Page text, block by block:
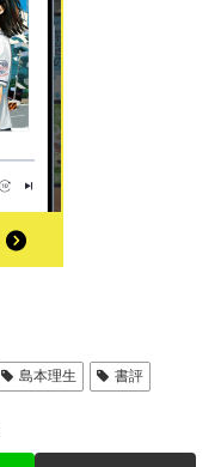
島本理生 書評